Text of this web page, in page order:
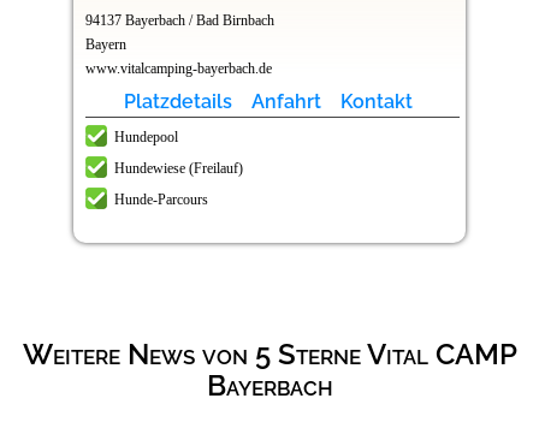
94137 Bayerbach / Bad Birnbach
Bayern
www.vitalcamping-bayerbach.de
Platzdetails Anfahrt Kontakt
Hundepool
Hundewiese (Freilauf)
Hunde-Parcours
Weitere News von 5 Sterne Vital CAMP
Bayerbach